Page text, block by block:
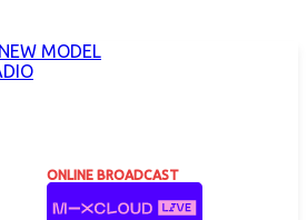
ONLINE BROADCAST